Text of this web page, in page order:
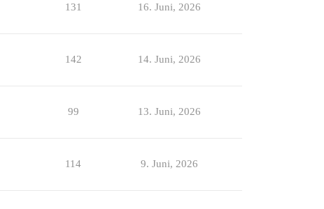
131 16. Juni, 2026
142 14. Juni, 2026
99 13. Juni, 2026
114 9. Juni, 2026